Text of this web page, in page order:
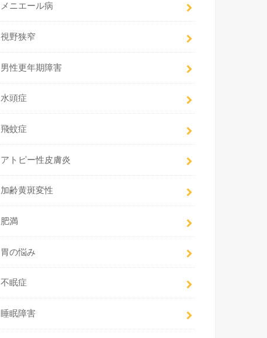
メニエール病
視野狭窄
男性更年期障害
水頭症
飛蚊症
アトピー性皮膚炎
加齢黄斑変性
肥満
胃の悩み
不眠症
睡眠障害